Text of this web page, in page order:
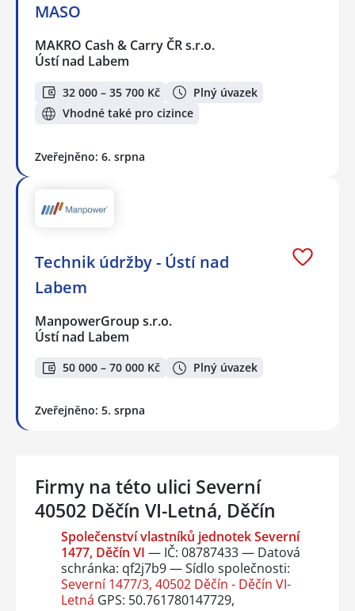
MASO
MAKRO Cash & Carry ČR s.r.o.
Ústí nad Labem
32 000 – 35 700 Kč
Plný úvazek
Vhodné také pro cizince
Zveřejněno: 6. srpna
Technik údržby - Ústí nad
Labem
ManpowerGroup s.r.o.
Ústí nad Labem
50 000 – 70 000 Kč Plný úvazek
Zveřejněno: 5. srpna
Firmy na této ulici Severní
40502 Děčín VI-Letná, Děčín
Společenství vlastníků jednotek Severní
1477, Děčín VI — IČ: 08787433 — Datová
schránka: qf2j7b9 — Sídlo společnosti:
Severní 1477/3, 40502 Děčín - Děčín VI-
Letná GPS: 50.761780147729,